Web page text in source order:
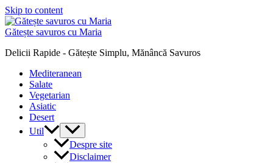
Skip to content
Gătește savuros cu Maria
Delicii Rapide - Gătește Simplu, Mănâncă Savuros
Mediteranean
Salate
Vegetarian
Asiatic
Desert
Util
Despre site
Disclaimer